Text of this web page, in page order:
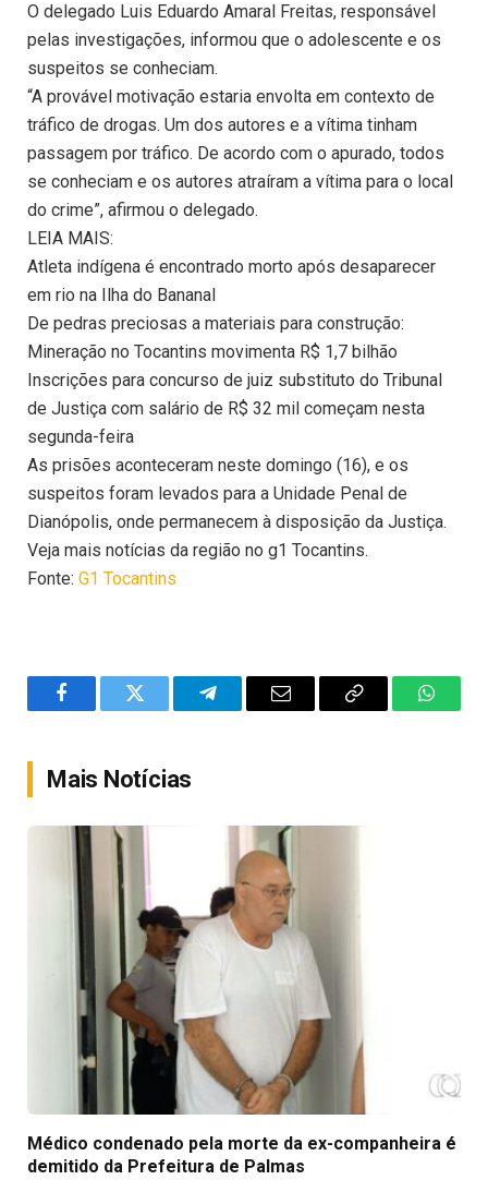
O delegado Luis Eduardo Amaral Freitas, responsável
pelas investigações, informou que o adolescente e os
suspeitos se conheciam.
“A provável motivação estaria envolta em contexto de
tráfico de drogas. Um dos autores e a vítima tinham
passagem por tráfico. De acordo com o apurado, todos
se conheciam e os autores atraíram a vítima para o local
do crime”, afirmou o delegado.
LEIA MAIS:
Atleta indígena é encontrado morto após desaparecer
em rio na Ilha do Bananal
De pedras preciosas a materiais para construção:
Mineração no Tocantins movimenta R$ 1,7 bilhão
Inscrições para concurso de juiz substituto do Tribunal
de Justiça com salário de R$ 32 mil começam nesta
segunda-feira
As prisões aconteceram neste domingo (16), e os
suspeitos foram levados para a Unidade Penal de
Dianópolis, onde permanecem à disposição da Justiça.
Veja mais notícias da região no g1 Tocantins.
Fonte: G1 Tocantins
FacebookTwitter TelegramEmail
Copy
Mais Notícias
Médico condenado pela morte da ex-companheira é
demitido da Prefeitura de Palmas